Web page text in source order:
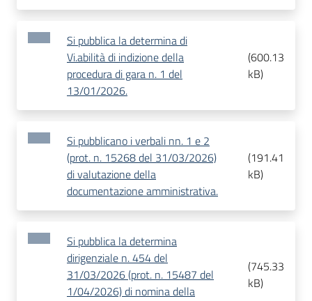
Si pubblica la determina di
Vi.abilità di indizione della
procedura di gara n. 1 del
13/01/2026.
(600.13
kB)
Si pubblicano i verbali nn. 1 e 2
(prot. n. 15268 del 31/03/2026)
di valutazione della
documentazione amministrativa.
(191.41
kB)
Si pubblica la determina
dirigenziale n. 454 del
31/03/2026 (prot. n. 15487 del
1/04/2026) di nomina della
(745.33
kB)